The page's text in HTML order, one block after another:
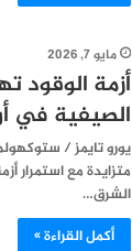
مايو 7, 2026
أزمة الوقود
الصيفية في
يورو تايمز /
متزايدة مع استمرار
الشرق…
أكمل القراءة »